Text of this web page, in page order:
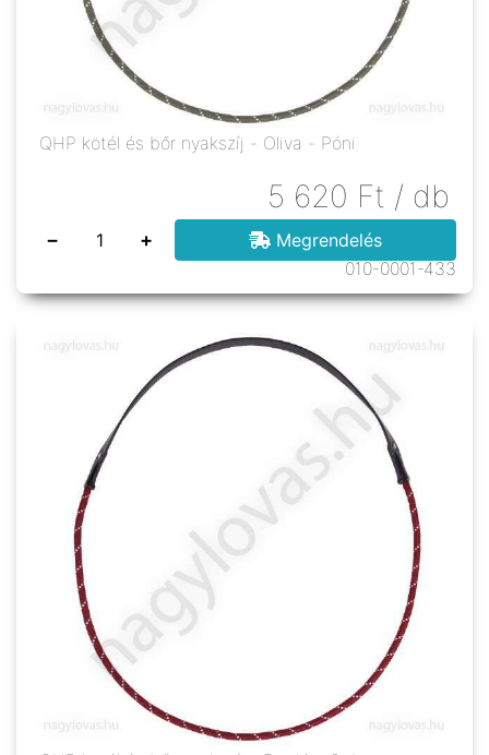
QHP kötél és bőr nyakszíj - Oliva - Póni
5 620 Ft / db
− +
Megrendelés
010-0001-433